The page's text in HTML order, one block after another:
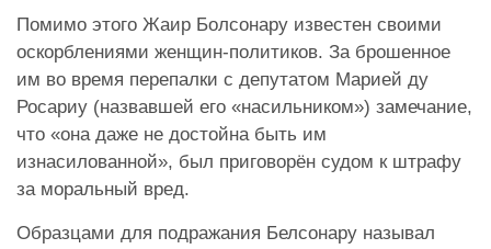
Помимо этого Жаир Болсонару известен своими
оскорблениями женщин-политиков. За брошенное
им во время перепалки с депутатом Марией ду
Росариу (назвавшей его «насильником») замечание,
что «она даже не достойна быть им
изнасилованной», был приговорён судом к штрафу
за моральный вред.
Образцами для подражания Белсонару называл